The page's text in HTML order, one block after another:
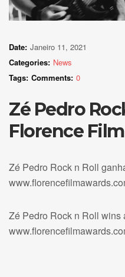
Date: Janeiro 11, 2021
Categories: News
Tags: Comments: 0
Zé Pedro
Florence
Zé Pedro Rock n Roll
Zé Pedro Rock n Roll